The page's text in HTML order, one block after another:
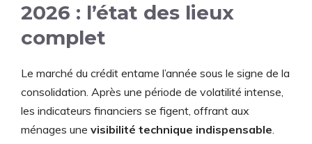
2026 : l’état des lieux
complet
Le marché du crédit entame l’année sous le signe de la
consolidation. Après une période de volatilité intense,
les indicateurs financiers se figent, offrant aux
ménages une visibilité technique indispensable.